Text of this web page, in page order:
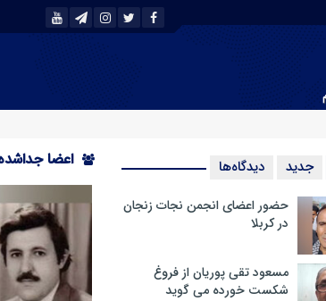
جدید دیدگاه‌ها
حضور اعضای انجمن نجات زنجان
در کربلا
مسعود تقی پوریان از فروغ
شکست خورده می گوید
اعضا